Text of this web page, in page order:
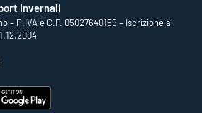
Invernali
– P.IVA e C.F. 05027640159 – Iscrizione al